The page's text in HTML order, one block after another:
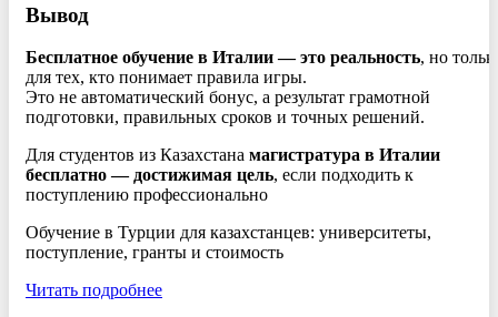
Вывод
Бесплатное обучение в Италии — это реальность, но
для тех, кто понимает правила игры.
Это не автоматический бонус, а результат грамотной
подготовки, правильных сроков и точных решений.
Для студентов из Казахстана магистратура в Италии
бесплатно — достижимая цель, если подходить к
поступлению профессионально
Обучение в Турции для казахстанцев: университеты,
поступление, гранты и стоимость
Читать подробнее